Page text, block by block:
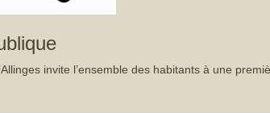
invite l’ensemble des habitants à une